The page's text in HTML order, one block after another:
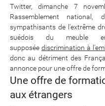
Twitter, dimanche 7
Rassemblement national,
sympathisants de l'extrême
suédois du meuble
supposéediscrimination à
donc au détriment des
annonce pour une offre de
Une offre de
aux étrangers